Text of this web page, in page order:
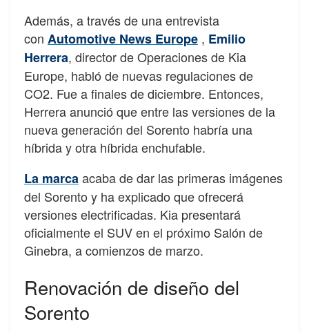
Además, a través de una entrevista
con Automotive News Europe , Emilio
Herrera, director de Operaciones de Kia
Europe, habló de nuevas regulaciones de
CO2. Fue a finales de diciembre. Entonces,
Herrera anunció que entre las versiones de la
nueva generación del Sorento habría una
híbrida y otra híbrida enchufable.
La marcaacaba de dar las primeras imágenes
del Sorento y ha explicado que ofrecerá
versiones electrificadas. Kia presentará
oficialmente el SUV en el próximo Salón de
Ginebra, a comienzos de marzo.
Renovación de diseño del
Sorento